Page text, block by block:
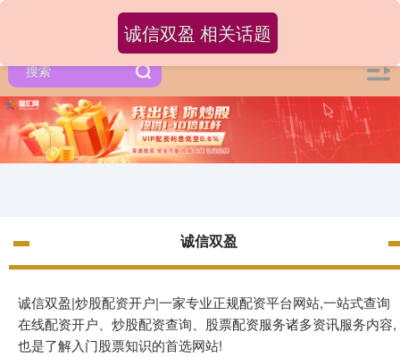
诚信双盈
诚信双盈|炒股配资开户|一家专业正规配资平台网站,一站式查询
在线配资开户、炒股配资查询、股票配资服务诸多资讯服务内容,
也是了解入门股票知识的首选网站!
诚信双盈 相关话题